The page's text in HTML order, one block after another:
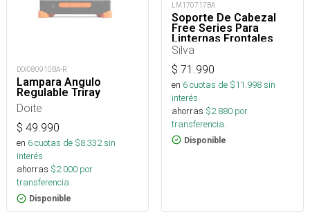
DOI080910BA-R
Lampara Angulo
Regulable Triray
Doite
$ 49.990
en 6cuotas de $8.332sin
interés
ahorras $2.000 por
transferencia.
Disponible
LM170717BA
Soporte De Cabezal
Free Series Para
Linternas Frontales
Silva
$ 71.990
en 6cuotas de $11.998sin
interés
ahorras $2.880 por
transferencia.
Disponible